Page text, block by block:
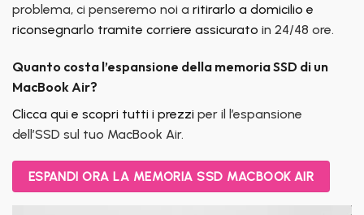
problema, ci penseremo noi a ritirarlo a domicilio e
riconsegnarlo tramite corriere assicurato in 24/48 ore.
Quanto costa l’espansione della memoria SSD di un
MacBook Air?
Clicca qui e scopri tutti i prezzi per il l’espansione
dell’SSD sul tuo MacBook Air.
ESPANDI ORA LA MEMORIA SSD MACBOOK AIR